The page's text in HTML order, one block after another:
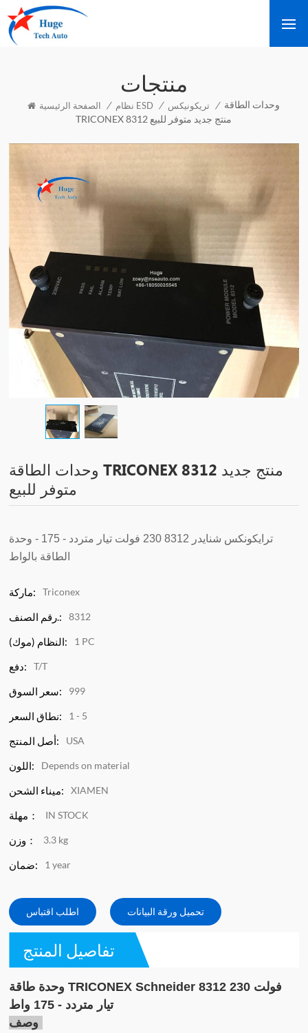
منتجات
الصفحة الرئيسية / نظام ESD / تريكونيكس / وحدات الطاقة
TRICONEX 8312 منتج جديد متوفر للبيع
وحدات الطاقة TRICONEX 8312 منتج جديد
متوفر للبيع
ترايكونكس شنايدر 8312 230 فولت تيار متردد - 175 - وحدة
الطاقة بالواط
ماركة: Triconex
رقم الصنف.: 8312
النظام (موك): 1 PC
دفع: T/T
سعر السوق: 999
نطاق السعر: 1 - 5
أصل المنتج: USA
اللون: Depends on material
ميناء الشحن: XIAMEN
مهلة： IN STOCK
وزن： 3.3 kg
ضمان: 1 year
اطلب اقتباس تحميل ورقة البيانات
تفاصيل المنتج
وحدة طاقة TRICONEX Schneider 8312 230 فولت
تيار متردد - 175 واط